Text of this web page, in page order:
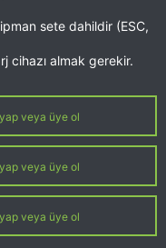
sete dahildir (ESC,
cihazı almak gerekir.
veya üye ol
veya üye ol
veya üye ol